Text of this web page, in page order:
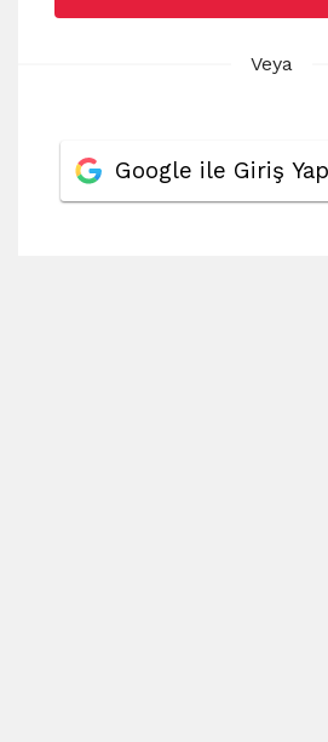
Veya
Google ile Giriş Yap